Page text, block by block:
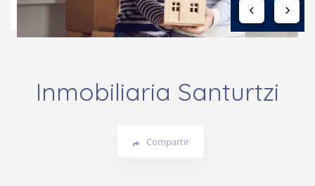
Inmobiliaria Santurtzi
Compartir